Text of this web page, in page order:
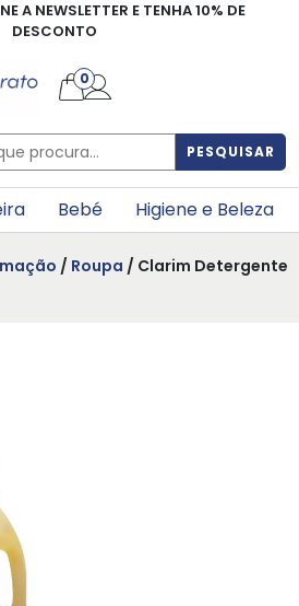
A NEWSLETTER E TENHA 10% DE
DESCONTO
PESQUISAR
0
Bebé Higiene e Beleza
/ Roupa / Clarim Detergente